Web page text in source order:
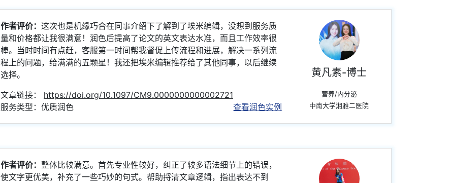
作者评价： 这次也是机缘巧合在同事介绍下了解到了埃米编辑，没想到服务质
量和价格都让我很满意！润色后提高了论文的英文表达水准，而且工作效率很
棒。当时时间有点赶，客服第一时间帮我督促上传流程和进展，解决一系列流
程上的问题，给满满的五颗星！我还把埃米编辑推荐给了其他同事，以后继续
选择。
文章链接： https://doi.org/10.1097/CM9.0000000000002721
服务类型：优质润色
查看润色实例
黄凡素-博士
营养/内分泌
中南大学湘雅二医院
作者评价： 整体比较满意。首先专业性较好，纠正了较多语法细节上的错误，
使文字更优美，补充了一些巧妙的句式。帮助捋清文章逻辑，指出表达不到